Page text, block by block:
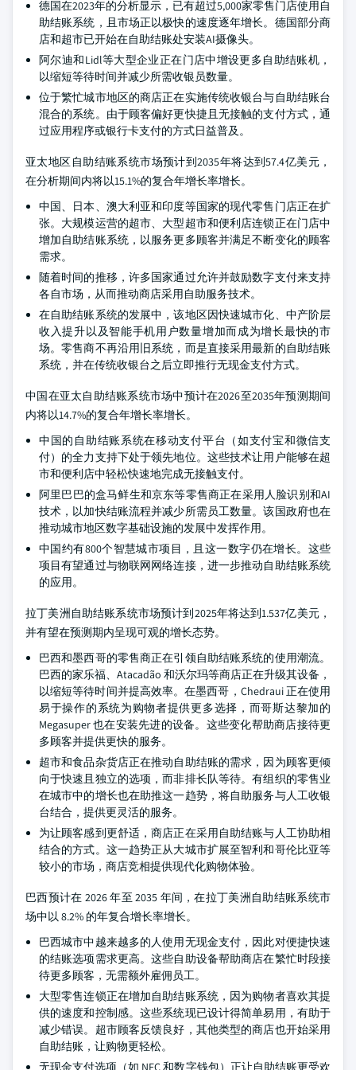
德国在2023年的分析显示，已有超过5,000家零售门店使用自
助结账系统，且市场正以极快的速度逐年增长。德国部分商
店和超市已开始在自助结账处安装AI摄像头。
阿尔迪和Lidl等大型企业正在门店中增设更多自助结账机，
以缩短等待时间并减少所需收银员数量。
位于繁忙城市地区的商店正在实施传统收银台与自助结账台
混合的系统。由于顾客偏好更快捷且无接触的支付方式，通
过应用程序或银行卡支付的方式日益普及。
亚太地区自助结账系统市场预计到2035年将达到57.4亿美元，
在分析期间内将以15.1%的复合年增长率增长。
中国、日本、澳大利亚和印度等国家的现代零售门店正在扩
张。大规模运营的超市、大型超市和便利店连锁正在门店中
增加自助结账系统，以服务更多顾客并满足不断变化的顾客
需求。
随着时间的推移，许多国家通过允许并鼓励数字支付来支持
各自市场，从而推动商店采用自助服务技术。
在自助结账系统的发展中，该地区因快速城市化、中产阶层
收入提升以及智能手机用户数量增加而成为增长最快的市
场。零售商不再沿用旧系统，而是直接采用最新的自助结账
系统，并在传统收银台之后立即推行无现金支付方式。
中国在亚太自助结账系统市场中预计在2026至2035年预测期间
内将以14.7%的复合年增长率增长。
中国的自助结账系统在移动支付平台（如支付宝和微信支
付）的全力支持下处于领先地位。这些技术让用户能够在超
市和便利店中轻松快速地完成无接触支付。
阿里巴巴的盒马鲜生和京东等零售商正在采用人脸识别和AI
技术，以加快结账流程并减少所需员工数量。该国政府也在
推动城市地区数字基础设施的发展中发挥作用。
中国约有800个智慧城市项目，且这一数字仍在增长。这些
项目有望通过与物联网网络连接，进一步推动自助结账系统
的应用。
拉丁美洲自助结账系统市场预计到2025年将达到1.537亿美元，
并有望在预测期内呈现可观的增长态势。
巴西和墨西哥的零售商正在引领自助结账系统的使用潮流。
巴西的家乐福、Atacadão 和沃尔玛等商店正在升级其设备，
以缩短等待时间并提高效率。在墨西哥，Chedraui 正在使用
易于操作的系统为购物者提供更多选择，而哥斯达黎加的
Megasuper 也在安装先进的设备。这些变化帮助商店接待更
多顾客并提供更快的服务。
超市和食品杂货店正在推动自助结账的需求，因为顾客更倾
向于快速且独立的选项，而非排长队等待。有组织的零售业
在城市中的增长也在助推这一趋势，将自助服务与人工收银
台结合，提供更灵活的服务。
为让顾客感到更舒适，商店正在采用自助结账与人工协助相
结合的方式。这一趋势正从大城市扩展至智利和哥伦比亚等
较小的市场，商店竞相提供现代化购物体验。
巴西预计在 2026 年至 2035 年间，在拉丁美洲自助结账系统市
场中以 8.2% 的年复合增长率增长。
巴西城市中越来越多的人使用无现金支付，因此对便捷快速
的结账选项需求更高。这些自助设备帮助商店在繁忙时段接
待更多顾客，无需额外雇佣员工。
大型零售连锁正在增加自助结账系统，因为购物者喜欢其提
供的速度和控制感。这些系统现已设计得简单易用，有助于
减少错误。超市顾客反馈良好，其他类型的商店也开始采用
自助结账，让购物更轻松。
无现金支付选项（如 NFC 和数字钱包）正让自助结账更受欢